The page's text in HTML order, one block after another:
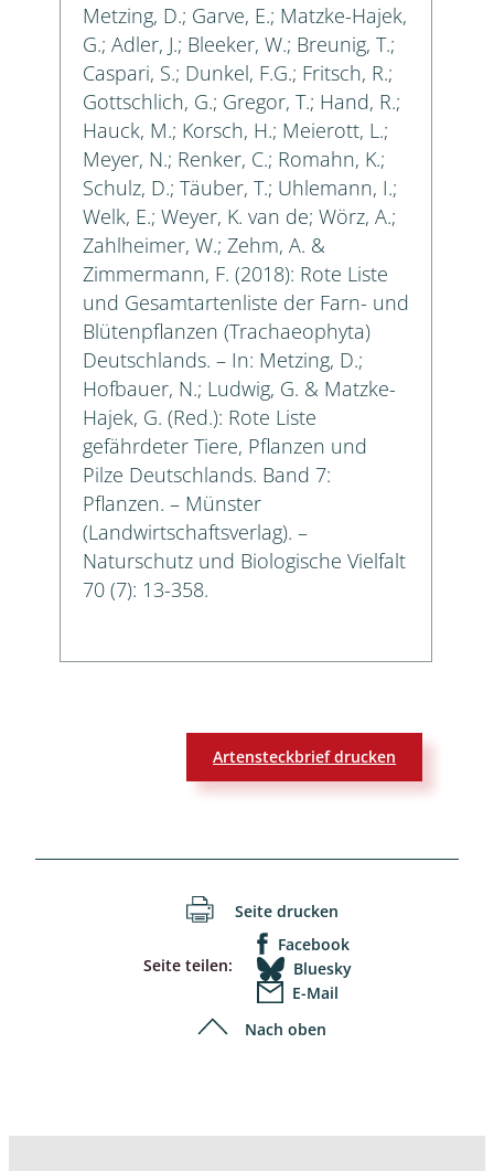
Metzing, D.; Garve, E.; Matzke-Hajek,
G.; Adler, J.; Bleeker, W.; Breunig, T.;
Caspari, S.; Dunkel, F.G.; Fritsch, R.;
Gottschlich, G.; Gregor, T.; Hand, R.;
Hauck, M.; Korsch, H.; Meierott, L.;
Meyer, N.; Renker, C.; Romahn, K.;
Schulz, D.; Täuber, T.; Uhlemann, I.;
Welk, E.; Weyer, K. van de; Wörz, A.;
Zahlheimer, W.; Zehm, A. &
Zimmermann, F. (2018): Rote Liste
und Gesamtartenliste der Farn- und
Blütenpflanzen (Trachaeophyta)
Deutschlands. – In: Metzing, D.;
Hofbauer, N.; Ludwig, G. & Matzke-
Hajek, G. (Red.): Rote Liste
gefährdeter Tiere, Pflanzen und
Pilze Deutschlands. Band 7:
Pflanzen. – Münster
(Landwirtschaftsverlag). –
Naturschutz und Biologische Vielfalt
70 (7): 13-358.
Artensteckbrief drucken
Seite drucken
Seite teilen:
Facebook
Bluesky
E-Mail
Nach oben